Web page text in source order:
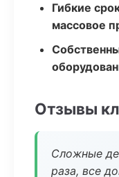
Гибкие
массовое
Отзывы
Сложные
раза, все